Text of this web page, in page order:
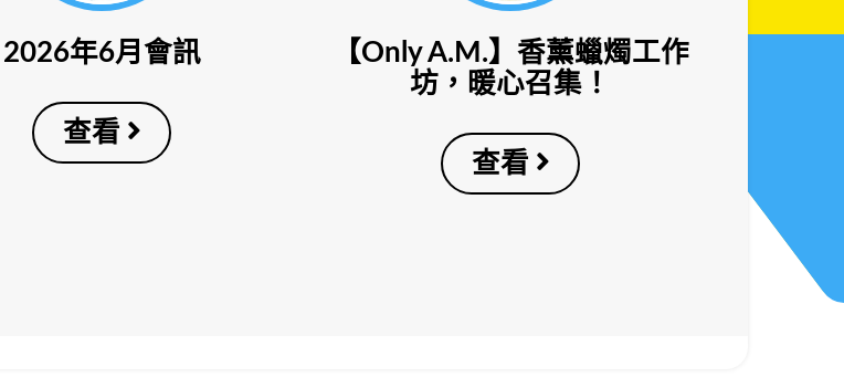
2026年6月會訊
查看
【Only A.M.】香薰蠟燭工作
坊，暖心召集！
查看